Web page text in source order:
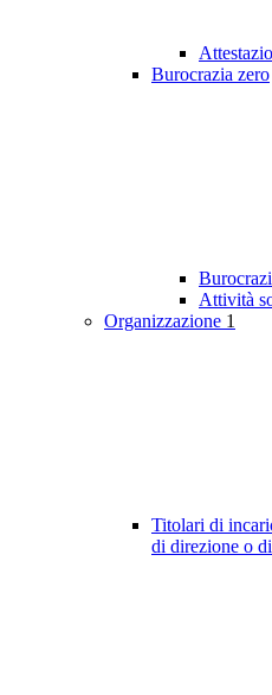
Burocrazia zero
Attività
Organizzazione 1
Titolari di
di direzione o